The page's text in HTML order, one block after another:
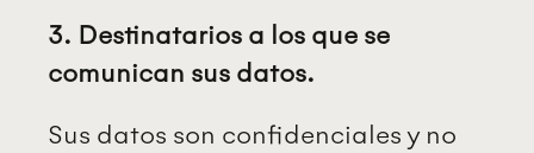
3. Destinatarios a los que se
comunican sus datos.
Sus datos son confidenciales y no